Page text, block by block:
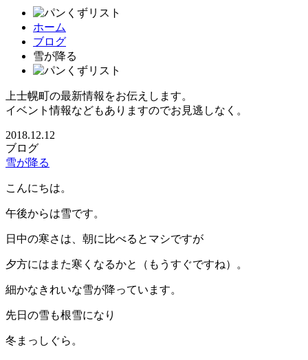
ホーム
ブログ
雪が降る
上士幌町の最新情報をお伝えします。
イベント情報などもありますのでお見逃しなく。
2018.12.12
ブログ
雪が降る
こんにちは。
午後からは雪です。
日中の寒さは、朝に比べるとマシですが
夕方にはまた寒くなるかと（もうすぐですね）。
細かなきれいな雪が降っています。
先日の雪も根雪になり
冬まっしぐら。